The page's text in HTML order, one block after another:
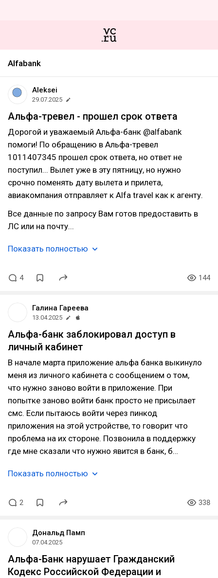
Alfabank
Aleksei
29.07.2025
Альфа-тревел - прошел срок ответа
Дорогой и уважаемый Альфа-банк @alfabank
помоги! По обращению в Альфа-тревел
1011407345 прошел срок ответа, но ответ не
поступил... Вылет уже в эту пятницу, но нужно
срочно поменять дату вылета и прилета,
авиакомпания отправляет к Alfa travel как к агенту.
Все данные по запросу Вам готов предоставить в
ЛС или на почту...
Показать полностью
4 144
Галина Гареева
13.04.2025
Альфа-банк заблокировал доступ в
личный кабинет
В начале марта приложение альфа банка выкинуло
меня из личного кабинета с сообщением о том,
что нужно заново войти в приложение. При
попытке заново войти банк просто не присылает
смс. Если пытаюсь войти через пинкод
приложения на этой устройстве, то говорит что
проблема на их стороне. Позвонила в поддержку
где мне сказали что нужно явится в банк, б…
Показать полностью
2 338
Дональд Памп
07.04.2025
Альфа-Банк нарушает Гражданский
Кодекс Российской Федерации и